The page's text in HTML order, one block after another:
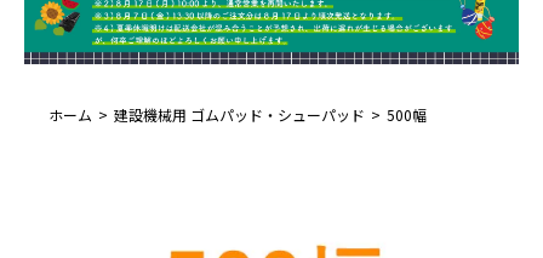
ホーム 建設機械用 ゴムパッド・シューパッド 500幅